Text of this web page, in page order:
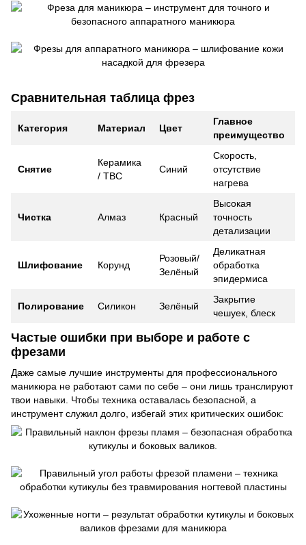
Сравнительная таблица фрез
Категория Материал Цвет
Главное
преимущество
Снятие
Керамика
/ ТВС
Синий
Скорость,
отсутствие
нагрева
Чистка Алмаз Красный
Высокая
точность
детализации
Шлифование Корунд
Розовый/
Зелёный
Деликатная
обработка
эпидермиса
Полирование Силикон Зелёный
Закрытие
чешуек, блеск
Частые ошибки при выборе и работе с
фрезами
Даже самые лучшие инструменты для профессионального
маникюра не работают сами по себе – они лишь транслируют
твои навыки. Чтобы техника оставалась безопасной, а
инструмент служил долго, избегай этих критических ошибок: